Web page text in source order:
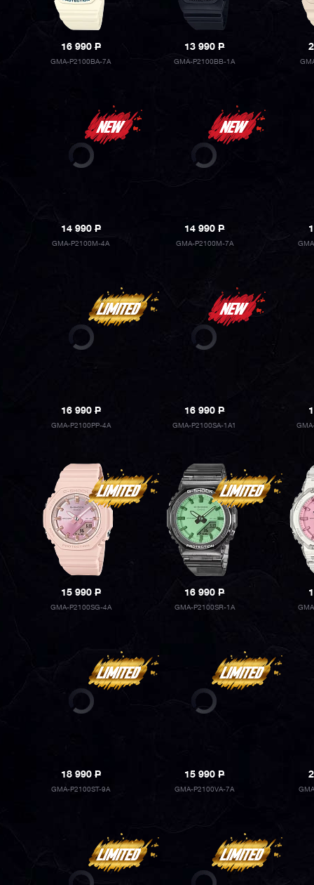
16 990P
GMA-P2100BA-7A
13 990P
GMA-P2100BB-1A
14 990P
GMA-P2100M-4A
14 990P
GMA-P2100M-7A
16 990P
GMA-P2100PP-4A
16 990P
GMA-P2100SA-1A1
15 990P
GMA-P2100SG-4A
16 990P
GMA-P2100SR-1A
18 990P
GMA-P2100ST-9A
15 990P
GMA-P2100VA-7A